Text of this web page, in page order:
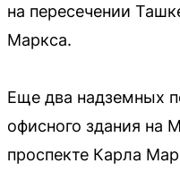
на пересечении
Маркса.
Еще два надземных
офисного здания на
проспекте Карла